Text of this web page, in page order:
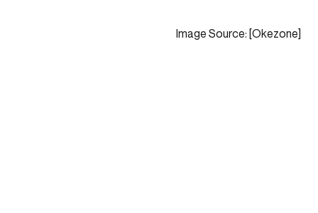
Image Source: [Okezone]